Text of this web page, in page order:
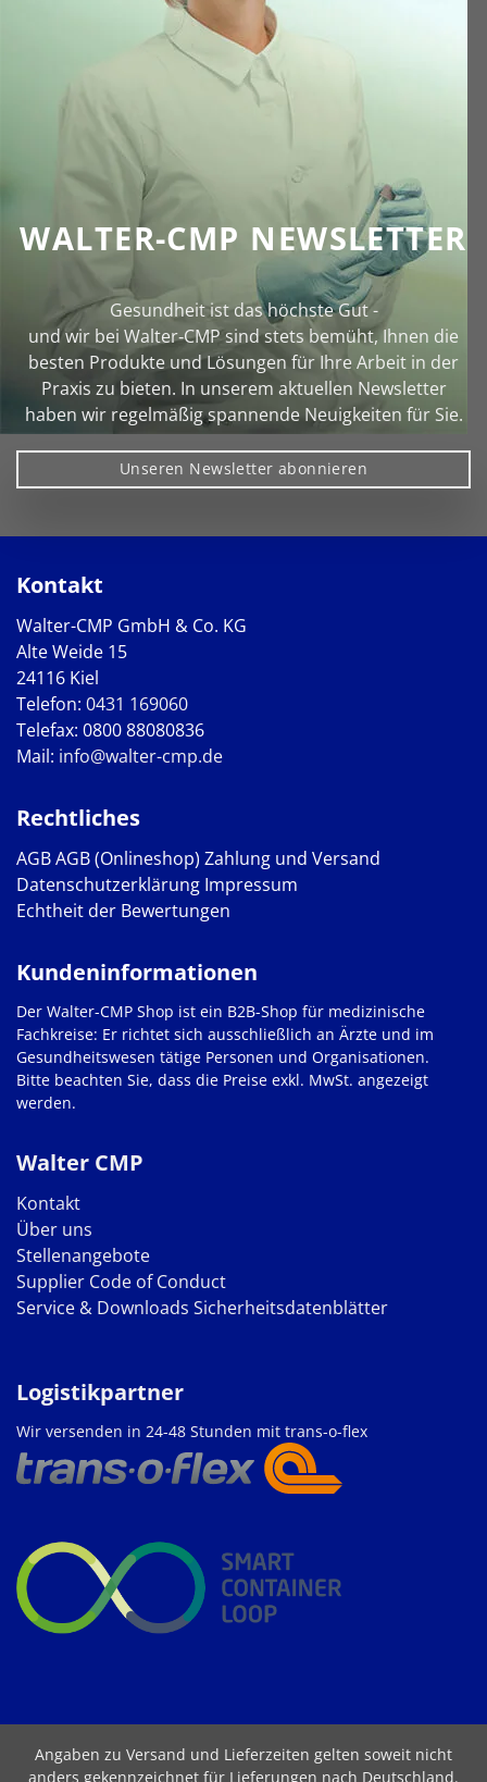
WALTER-CMP NEWSLETTER
Gesundheit ist das höchste Gut -
und wir bei Walter‑CMP sind stets bemüht, Ihnen die
besten Produkte und Lösungen für Ihre Arbeit in der
Praxis zu bieten. In unserem aktuellen Newsletter
haben wir regelmäßig spannende Neuigkeiten für Sie.
Unseren Newsletter abonnieren
Kontakt
Walter-CMP GmbH & Co. KG
Alte Weide 15
24116 Kiel
Telefon: 0431 169060
Telefax: 0800 88080836
Mail: info@walter-cmp.de
Rechtliches
AGBAGB (Onlineshop) Zahlung und Versand
Datenschutzerklärung Impressum
Echtheit der Bewertungen
Walter CMP
Kontakt
Über uns
Stellenangebote
Supplier Code of Conduct
Service & Downloads Sicherheitsdatenblätter
Kundeninformationen
Der Walter-CMP Shop ist ein B2B-Shop für medizinische
Fachkreise: Er richtet sich ausschließlich an Ärzte und im
Gesundheitswesen tätige Personen und Organisationen.
Bitte beachten Sie, dass die Preise exkl. MwSt. angezeigt
werden.
Logistikpartner
Wir versenden in 24-48 Stunden mit trans-o-flex
Angaben zu Versand und Lieferzeiten gelten soweit nicht
anders gekennzeichnet für Lieferungen nach Deutschland.